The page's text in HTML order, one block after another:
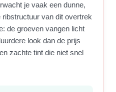
je vaak een dunne,
van dit overtrek
de groeven vangen licht
look dan de prijs
zachte tint die niet snel